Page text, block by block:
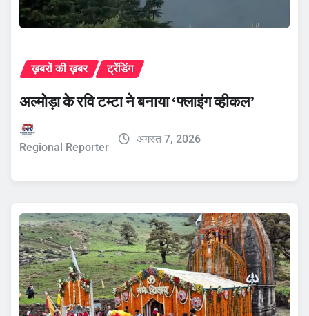
ख़बरों की ख़बर ट्रेंडिंग
अल्मोड़ा के रवि टम्टा ने बनाया ‘फ्लाइंग व्हीकल’
Regional Reporter
अगस्त 7, 2026